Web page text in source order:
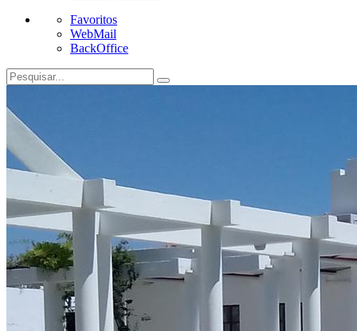
Favoritos
WebMail
BackOffice